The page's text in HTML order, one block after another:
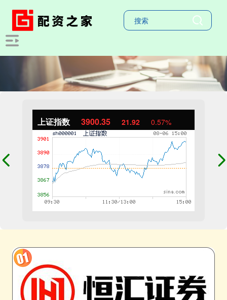
上证指数 3900.35 21.92 0.57%